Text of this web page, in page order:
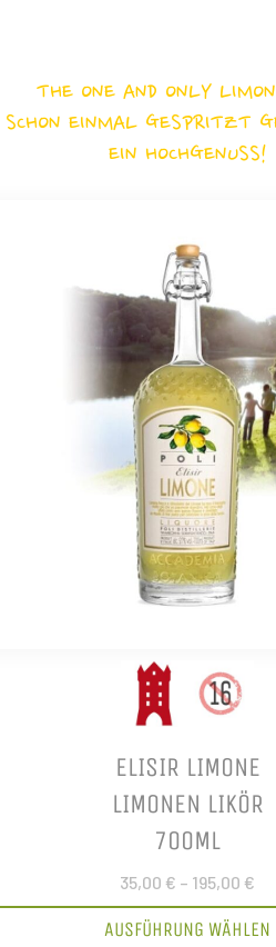
THE ONE AND ONLY
SCHON EINMAL GESPRITZT
EIN HOCHGENUSS!
ELISIR LIMONE
LIMONEN LIKÖR
700ML
35,00 € – 195,00 €
AUSFÜHRUNG WÄHLEN